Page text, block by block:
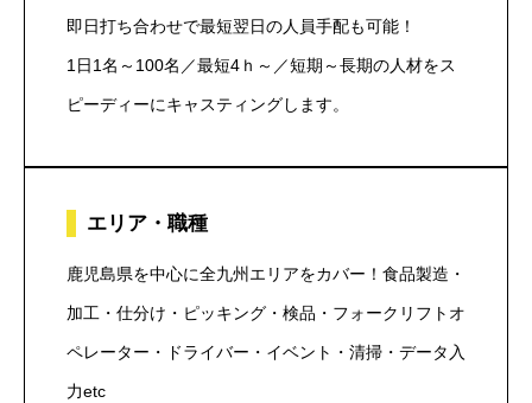
即日打ち合わせで最短翌日の人員手配も可能！
1日1名～100名／最短4ｈ～／短期～長期の人材をス
ピーディーにキャスティングします。
エリア・職種
鹿児島県を中心に全九州エリアをカバー！食品製造・
加工・仕分け・ピッキング・検品・フォークリフトオ
ペレーター・ドライバー・イベント・清掃・データ入
力etc